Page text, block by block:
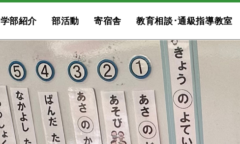
学部紹介 部活動 寄宿舎 教育相談･通級指導教室